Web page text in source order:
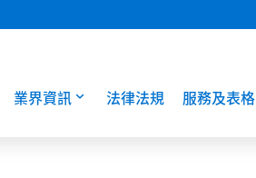
業界資訊 法律法規 服務及表格